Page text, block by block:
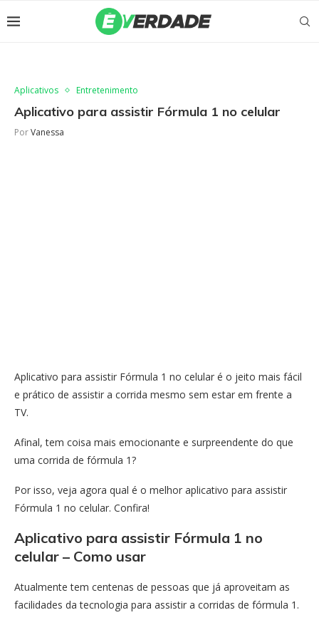
Aplicativos Entretenimento
Aplicativo para assistir Fórmula 1 no celular
PorVanessa
Aplicativo para assistir Fórmula 1 no celular é o jeito mais fácil
e prático de assistir a corrida mesmo sem estar em frente a
TV.
Afinal, tem coisa mais emocionante e surpreendente do que
uma corrida de fórmula 1?
Por isso, veja agora qual é o melhor aplicativo para assistir
Fórmula 1 no celular. Confira!
Aplicativo para assistir Fórmula 1 no
celular – Como usar
Atualmente tem centenas de pessoas que já aproveitam as
facilidades da tecnologia para assistir a corridas de fórmula 1.